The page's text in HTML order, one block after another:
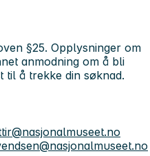
§25. Opplysninger om
anmodning om å bli
til å trekke din søknad.